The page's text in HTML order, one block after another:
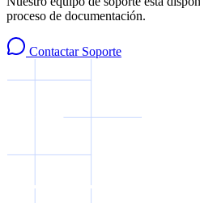
proceso de documentación.
Contactar Soporte